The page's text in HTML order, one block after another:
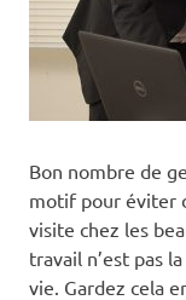
Bon nombre de
motif pour éviter
visite chez les
travail n’est pas
vie. Gardez cela